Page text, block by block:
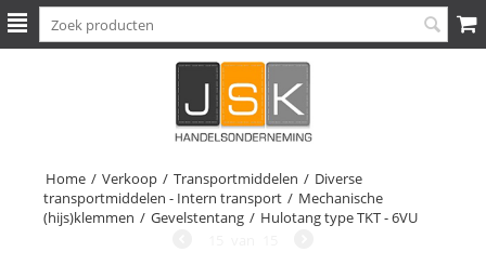
Home / Verkoop / Transportmiddelen / Diverse
transportmiddelen - Intern transport / Mechanische
(hijs)klemmen / Gevelstentang / Hulotang type TKT - 6VU